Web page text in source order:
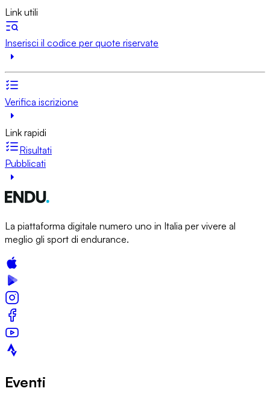
Link utili
Inserisci il codice per quote riservate
Verifica iscrizione
Link rapidi
Risultati
Pubblicati
La piattaforma digitale numero uno in Italia per vivere al
meglio gli sport di endurance.
Eventi